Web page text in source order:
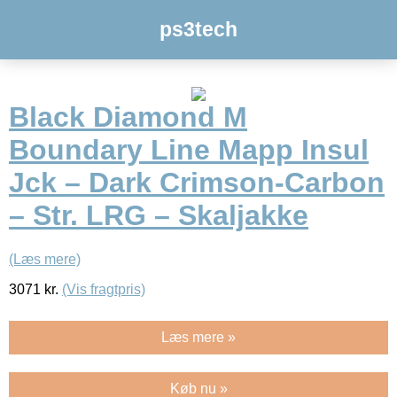
ps3tech
Black Diamond M
Boundary Line Mapp Insul
Jck – Dark Crimson-Carbon
– Str. LRG – Skaljakke
(Læs mere)
3071 kr. (Vis fragtpris)
Læs mere »
Køb nu »